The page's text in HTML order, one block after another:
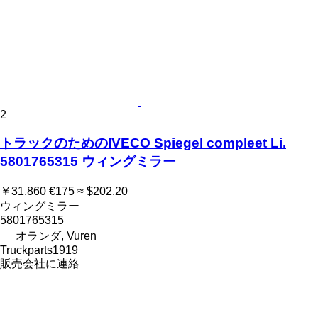
2
トラックのためのIVECO Spiegel compleet Li.
5801765315 ウィングミラー
￥31,860 €175 ≈ $202.20
ウィングミラー
5801765315
オランダ, Vuren
Truckparts1919
販売会社に連絡